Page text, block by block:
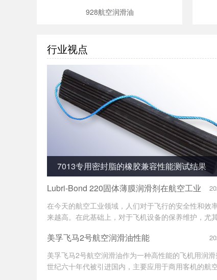
928航空润滑油
行业视点
7013专用密封脂的橡胶兼容性能测试结果
Lubri-Bond 220固体薄膜润滑剂在航空工业
在今天的航空工业领域，人们对于飞行的安全性和效
来越高。在此基础上，对于飞机设备的保养维护，尤
为一种高效的润滑剂，逐渐成为了航空业界的不可或
产品。
美孚飞马2号航空润滑油性能
美孚飞马2号航空润滑油作为一种高性能的飞机用润
世纪六十年代被引进国内，主要应用于商用客机的航